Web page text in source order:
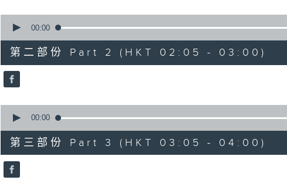
seconds
55
minutes,
19
seconds
90%
00:00
第二部份 Part 2 (HKT 02:05 - 03:00)
seconds
55
minutes,
10
seconds
90%
00:00
第三部份 Part 3 (HKT 03:05 - 04:00)